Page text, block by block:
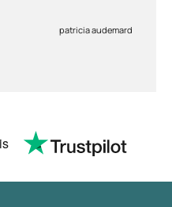
patricia audemard